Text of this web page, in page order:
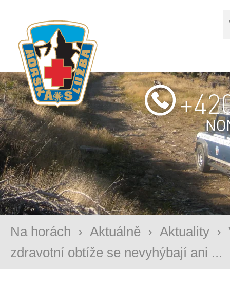
Na horách › Aktuálně › Aktuality ›
zdravotní obtíže se nevyhýbají ani ...